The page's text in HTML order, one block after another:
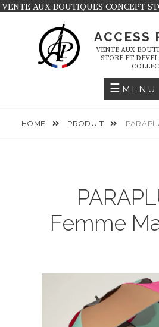
Skip
VENTE AUX BOUTIQUES CONCEPT
ACCESS
VENTE AUX
STORE ET
MENU
HOME PRODUIT
Femme